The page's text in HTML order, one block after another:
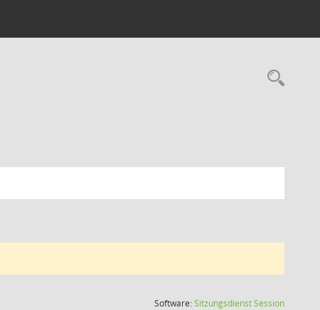
Software:SitzungsdienstSession(Wird in